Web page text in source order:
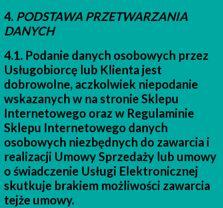
4. PODSTAWA PRZETWARZANIA
DANYCH
4.1. Podanie danych osobowych przez
Usługobiorcę lub Klienta jest
dobrowolne, aczkolwiek niepodanie
wskazanych w na stronie Sklepu
Internetowego oraz w Regulaminie
Sklepu Internetowego danych
osobowych niezbędnych do zawarcia i
realizacji Umowy Sprzedaży lub umowy
o świadczenie Usługi Elektronicznej
skutkuje brakiem możliwości zawarcia
tejże umowy.